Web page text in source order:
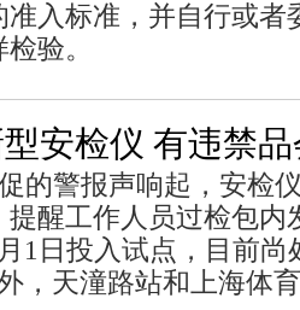
入标准，并自行或者
验。
安检仪 有违禁
的警报声响起，安检
醒工作人员过检包内
1日投入试点，目前尚
，天潼路站和上海体